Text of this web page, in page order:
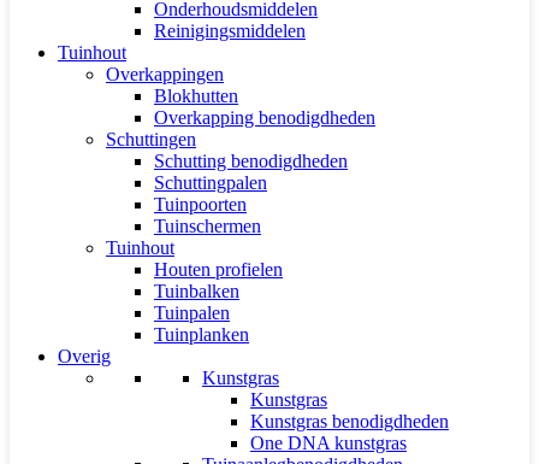
Onderhoudsmiddelen
Reinigingsmiddelen
Tuinhout
Overkappingen
Blokhutten
Overkapping benodigdheden
Schuttingen
Schutting benodigdheden
Schuttingpalen
Tuinpoorten
Tuinschermen
Tuinhout
Houten profielen
Tuinbalken
Tuinpalen
Tuinplanken
Overig
Kunstgras
Kunstgras
Kunstgras benodigdheden
One DNA kunstgras